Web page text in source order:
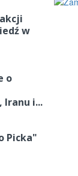
w
o
Iranu i...
Picka"